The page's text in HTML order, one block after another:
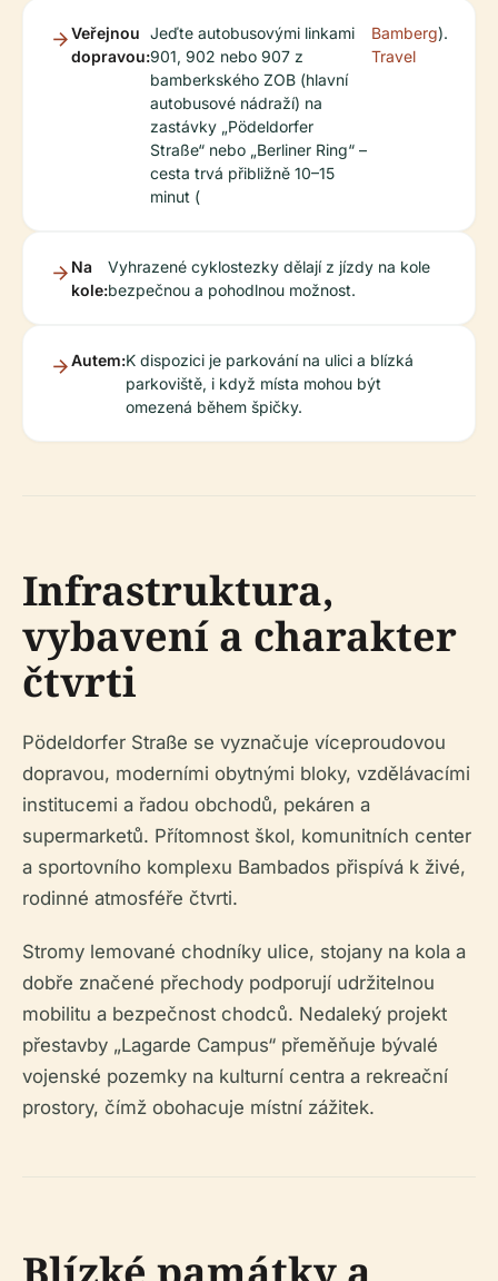
Veřejnou
dopravou:
Jeďte autobusovými linkami
901, 902 nebo 907 z
bamberkského ZOB (hlavní
autobusové nádraží) na
zastávky „Pödeldorfer
Straße“ nebo „Berliner Ring“ –
cesta trvá přibližně 10–15
minut (
Bamberg
Travel
).
Na
kole:
Vyhrazené cyklostezky dělají z jízdy na kole
bezpečnou a pohodlnou možnost.
Autem:K dispozici je parkování na ulici a blízká
parkoviště, i když místa mohou být
omezená během špičky.
Infrastruktura,
vybavení a charakter
čtvrti
Pödeldorfer Straße se vyznačuje víceproudovou
dopravou, moderními obytnými bloky, vzdělávacími
institucemi a řadou obchodů, pekáren a
supermarketů. Přítomnost škol, komunitních center
a sportovního komplexu Bambados přispívá k živé,
rodinné atmosféře čtvrti.
Stromy lemované chodníky ulice, stojany na kola a
dobře značené přechody podporují udržitelnou
mobilitu a bezpečnost chodců. Nedaleký projekt
přestavby „Lagarde Campus“ přeměňuje bývalé
vojenské pozemky na kulturní centra a rekreační
prostory, čímž obohacuje místní zážitek.